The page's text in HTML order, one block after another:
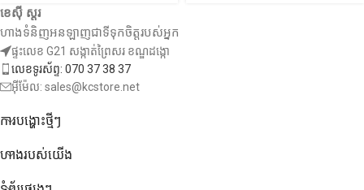
ខេស៊ី ស្តរ
ហាងទំនិញអនឡាញជាទីទុកចិត្តរបស់អ្នក
ផ្ទះលេខ G21 សង្កាត់ព្រៃសរ ខណ្ឌដង្កោ
លេខទូរស័ព្ទ: 070 37 38 37
អ៊ីម៉ែល: sales@kcstore.net
ការបង្ហោះថ្មីៗ
ហាងរបស់យើង